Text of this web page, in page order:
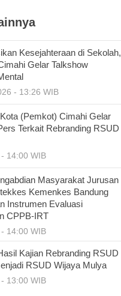
Kesejahteraan di Sekolah,
Gelar Talkshow
- 13:26 WIB
(Pemkot) Cimahi Gelar
Terkait Rebranding RSUD
14:00 WIB
Masyarakat Jurusan
Kemenkes Bandung
Instrumen Evaluasi
CPPB-IRT
14:00 WIB
Kajian Rebranding RSUD
RSUD Wijaya Mulya
13:00 WIB